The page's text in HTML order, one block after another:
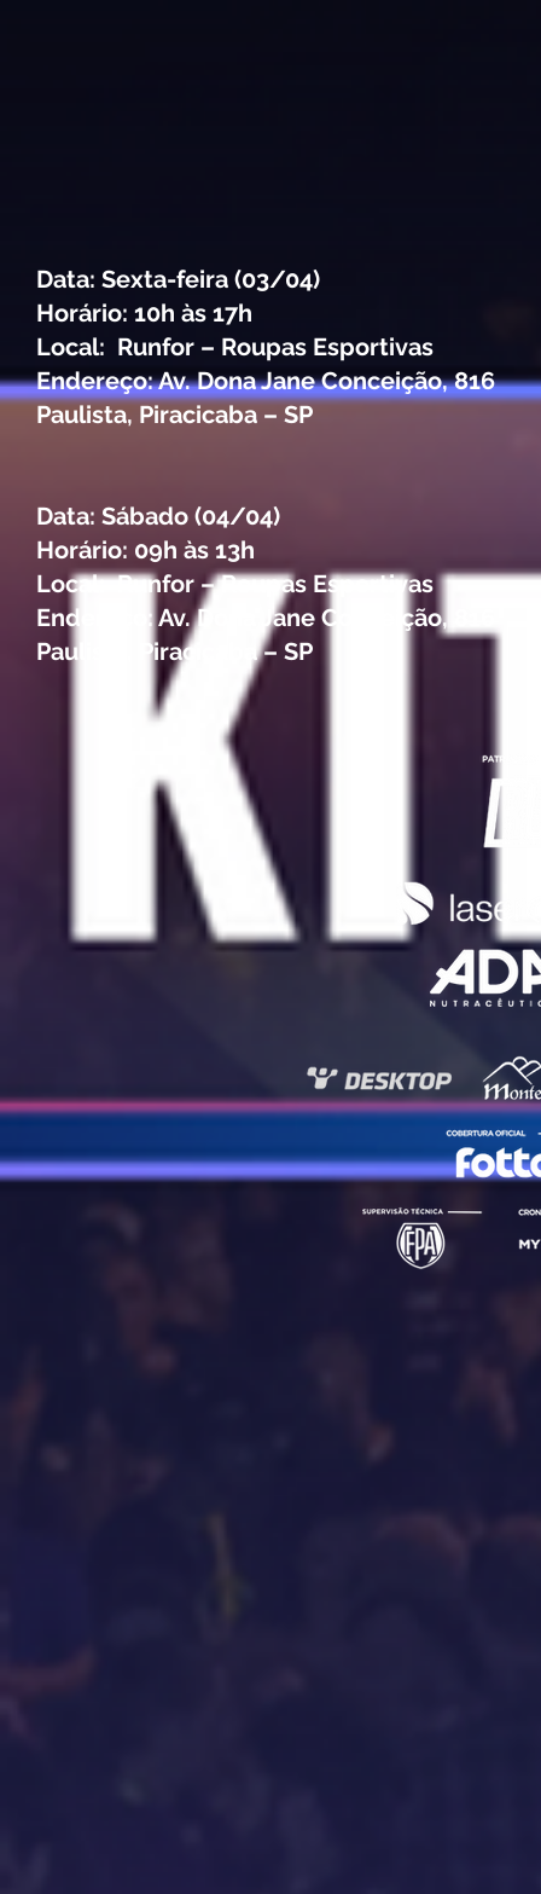
Data: Sexta-feira (03/04)
Horário: 10h às 17h
Local: Runfor – Roupas Esportivas
Endereço: Av. Dona Jane Conceição, 816
Paulista, Piracicaba – SP
Data: Sábado (04/04)
Horário: 09h às 13h
Local: Runfor – Roupas Esportivas
Endereço: Av. Dona Jane Conceição, 816
Paulista, Piracicaba – SP